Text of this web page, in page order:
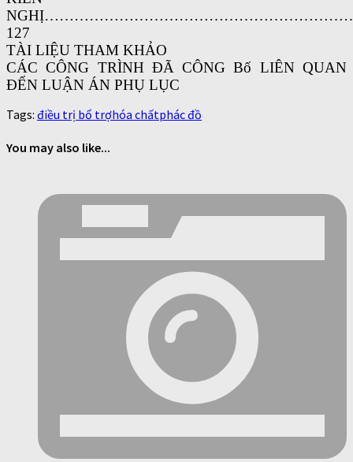
127
TÀI LIỆU THAM KHẢO
CÁC CÔNG TRÌNH ĐÃ CÔNG Bố LIÊN QUAN
ĐẾN LUẬN ÁN PHỤ LỤC
Tags: điều trị bổ trợhóa chấtphác đồ
You may also like...